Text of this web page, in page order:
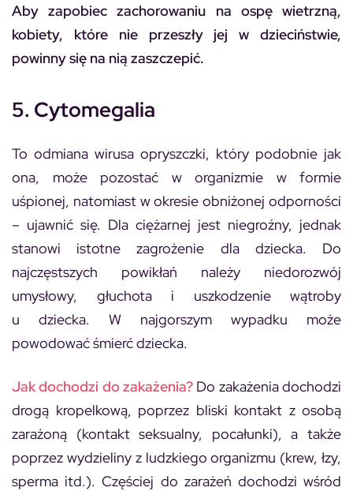
Aby zapobiec zachorowaniu na ospę wietrzną,
kobiety, które nie przeszły jej w dzieciństwie,
powinny się na nią zaszczepić.
5. Cytomegalia
To odmiana wirusa opryszczki, który podobnie jak
ona, może pozostać w organizmie w formie
uśpionej, natomiast w okresie obniżonej odporności
– ujawnić się. Dla ciężarnej jest niegroźny, jednak
stanowi istotne zagrożenie dla dziecka. Do
najczęstszych powikłań należy niedorozwój
umysłowy, głuchota i uszkodzenie wątroby
u dziecka. W najgorszym wypadku może
powodować śmierć dziecka.
Jak dochodzi do zakażenia? Do zakażenia dochodzi
drogą kropelkową, poprzez bliski kontakt z osobą
zarażoną (kontakt seksualny, pocałunki), a także
poprzez wydzieliny z ludzkiego organizmu (krew, łzy,
sperma itd.). Częściej do zarażeń dochodzi wśród